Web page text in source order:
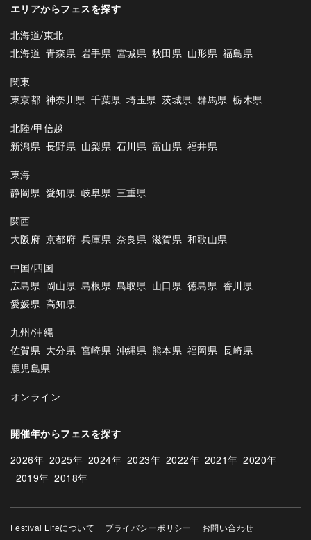
エリアからフェスを探す
北海道/東北
北海道 青森県 岩手県 宮城県 秋田県 山形県 福島県
関東
東京都 神奈川県 千葉県 埼玉県 茨城県 群馬県 栃木県
北陸/甲信越
新潟県 長野県 山梨県 石川県 富山県 福井県
東海
静岡県 愛知県 岐阜県 三重県
関西
大阪府 京都府 兵庫県 奈良県 滋賀県 和歌山県
中国/四国
広島県 岡山県 島根県 鳥取県 山口県 徳島県 香川県
愛媛県 高知県
九州/沖縄
佐賀県 大分県 宮崎県 沖縄県 熊本県 福岡県 長崎県
鹿児島県
オンライン
開催年からフェスを探す
2026年 2025年 2024年 2023年 2022年 2021年 2020年
2019年 2018年
Festival Lifeについて プライバシーポリシー お問い合わせ